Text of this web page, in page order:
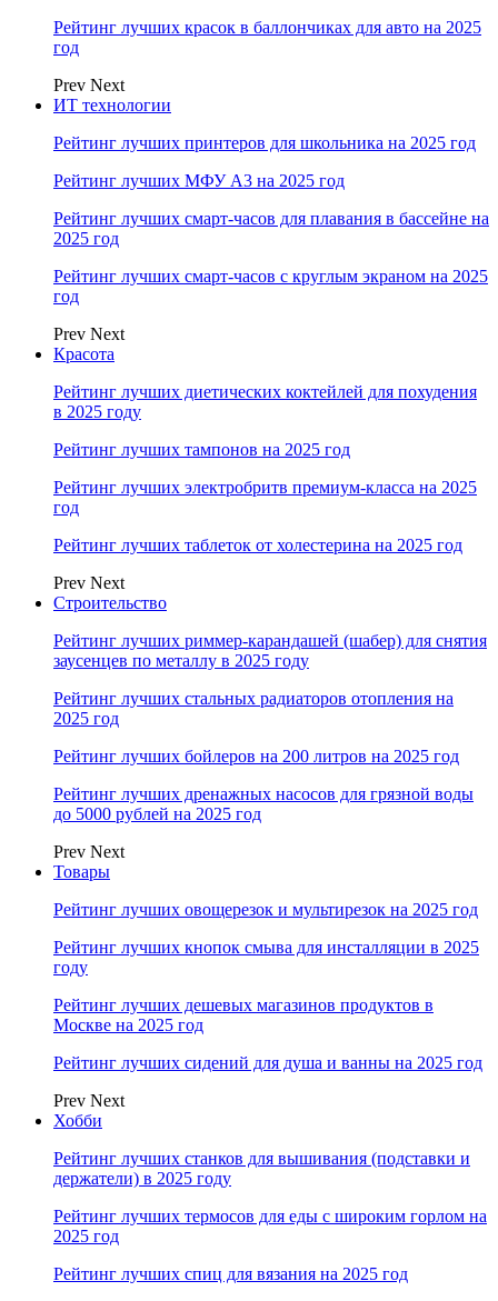
Рейтинг лучших красок в баллончиках для авто на 2025
год
Prev Next
ИТ технологии
Рейтинг лучших принтеров для школьника на 2025 год
Рейтинг лучших МФУ А3 на 2025 год
Рейтинг лучших смарт-часов для плавания в бассейне на
2025 год
Рейтинг лучших смарт-часов с круглым экраном на 2025
год
Prev Next
Красота
Рейтинг лучших диетических коктейлей для похудения
в 2025 году
Рейтинг лучших тампонов на 2025 год
Рейтинг лучших электробритв премиум-класса на 2025
год
Рейтинг лучших таблеток от холестерина на 2025 год
Prev Next
Строительство
Рейтинг лучших риммер-карандашей (шабер) для снятия
заусенцев по металлу в 2025 году
Рейтинг лучших стальных радиаторов отопления на
2025 год
Рейтинг лучших бойлеров на 200 литров на 2025 год
Рейтинг лучших дренажных насосов для грязной воды
до 5000 рублей на 2025 год
Prev Next
Товары
Рейтинг лучших овощерезок и мультирезок на 2025 год
Рейтинг лучших кнопок смыва для инсталляции в 2025
году
Рейтинг лучших дешевых магазинов продуктов в
Москве на 2025 год
Рейтинг лучших сидений для душа и ванны на 2025 год
Prev Next
Хобби
Рейтинг лучших станков для вышивания (подставки и
держатели) в 2025 году
Рейтинг лучших термосов для еды с широким горлом на
2025 год
Рейтинг лучших спиц для вязания на 2025 год